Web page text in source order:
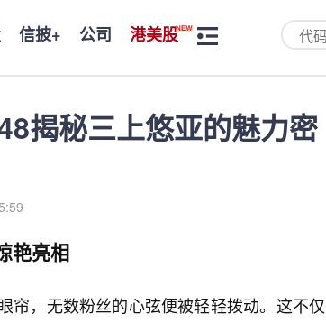
信披+ 公司 港美股
揭秘三上悠亚的魅力密
艳亮相
帘，无数粉丝的心弦便被轻轻拨动。这不仅